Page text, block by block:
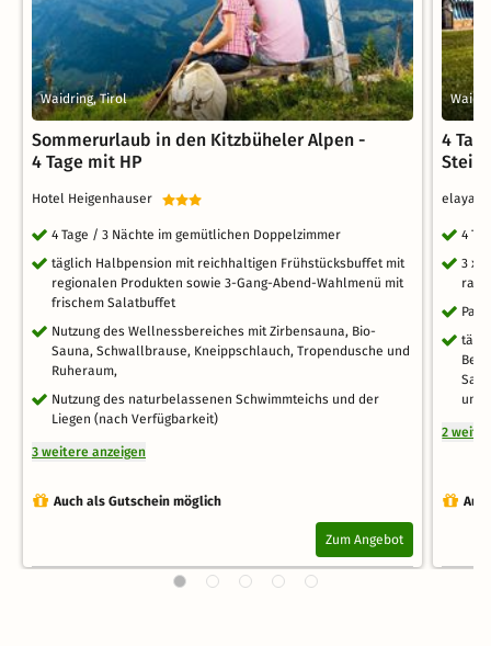
Waidring, Tirol
Sommerurlaub in den Kitzbüheler Alpen -
4 Tage mit HP
Hotel Heigenhauser
4 Tage / 3 Nächte im gemütlichen Doppelzimmer
täglich Halbpension mit reichhaltigen Frühstücksbuffet mit
regionalen Produkten sowie 3-Gang-Abend-Wahlmenü mit
frischem Salatbuffet
Nutzung des Wellnessbereiches mit Zirbensauna, Bio-
Sauna, Schwallbrause, Kneippschlauch, Tropendusche und
Ruheraum,
Nutzung des naturbelassenen Schwimmteichs und der
Liegen (nach Verfügbarkeit)
3 weitere anzeigen
Auch als Gutschein möglich
Zum Angebot
4
elaya
4
3 x
und
2